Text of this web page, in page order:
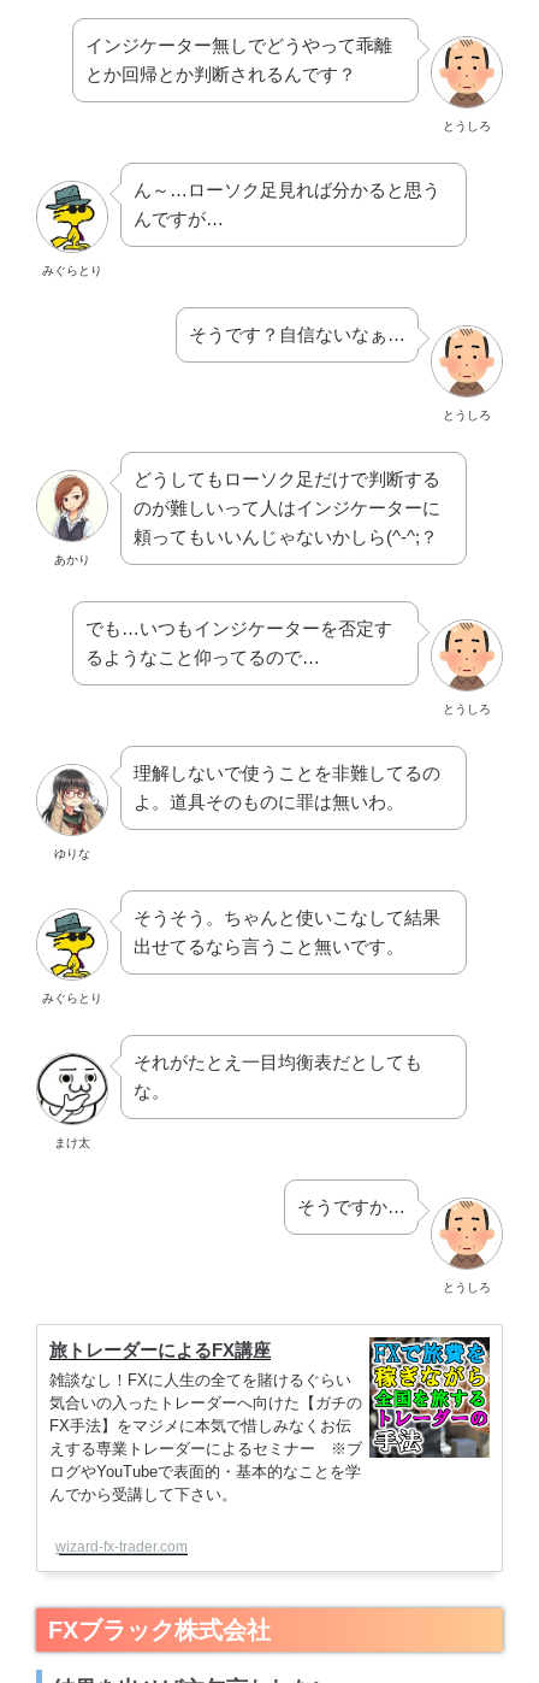
とうしろ
インジケーター無しでどうやって乖離
とか回帰とか判断されるんです？
みぐらとり
ん～…ローソク足見れば分かると思う
んですが…
とうしろ
そうです？自信ないなぁ…
あかり
どうしてもローソク足だけで判断する
のが難しいって人はインジケーターに
頼ってもいいんじゃないかしら(^-^;？
とうしろ
でも…いつもインジケーターを否定す
るようなこと仰ってるので…
ゆりな
理解しないで使うことを非難してるの
よ。道具そのものに罪は無いわ。
みぐらとり
そうそう。ちゃんと使いこなして結果
出せてるなら言うこと無いです。
まけ太
それがたとえ一目均衡表だとしても
な。
とうしろ
そうですか…
旅トレーダーによるFX講座
雑談なし！FXに人生の全てを賭けるぐらい
気合いの入ったトレーダーへ向けた【ガチの
FX手法】をマジメに本気で惜しみなくお伝
えする専業トレーダーによるセミナー ※ブ
ログやYouTubeで表面的・基本的なことを学
んでから受講して下さい。
wizard-fx-trader.com
FXブラック株式会社